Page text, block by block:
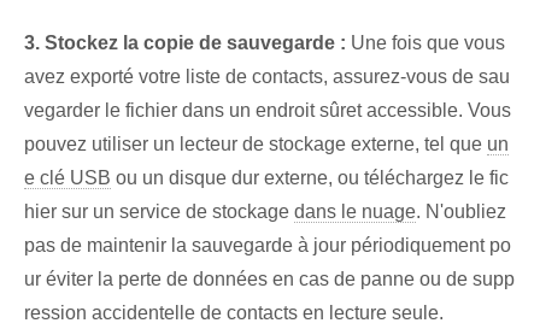
3. Stockez la copie de sauvegarde : ⁤Une fois que vous
avez exporté votre liste de contacts, assurez-vous de sau
vegarder le⁢ fichier‌ dans un endroit sûr⁤et accessible. Vous
pouvez utiliser un lecteur de stockage externe, tel que un
e clé USB ou un disque dur externe, ou téléchargez le fic
hier sur un service de stockage dans le nuage. ⁤N'oubliez
pas‌ de maintenir la sauvegarde à jour périodiquement⁤ po
ur éviter la perte de données en cas de panne ou de supp
ression accidentelle de contacts en lecture seule.